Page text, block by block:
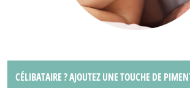
CÉLIBATAIRE ? AJOUTEZ UNE TOUCHE DE